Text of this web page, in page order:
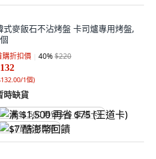
式麥飯石不沾烤盤 卡司爐專用烤盤,
購折扣價 40%$220
1個)
時缺貨
满 $1,500 再省 $75 (王道卡)
$7 酷澎幣回饋